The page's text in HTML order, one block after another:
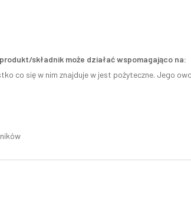
składnik może działać wspomagająco na:
co się w nim znajduje w jest pożyteczne. Jego